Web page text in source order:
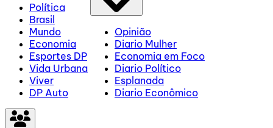
Política
Brasil
Mundo
Economia
Esportes DP
Vida Urbana
Viver
DP Auto
Opinião
Diario Mulher
Economia em Foco
Diario Político
Esplanada
Diario Econômico